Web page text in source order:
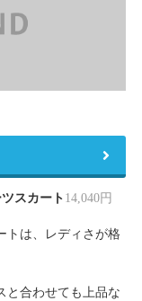
スカート 14,040円
トは、レディさが格
と合わせても上品な